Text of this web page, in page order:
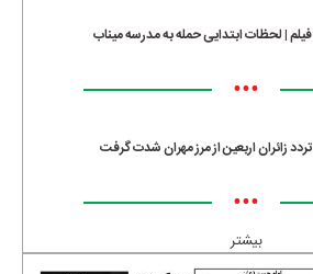
فیلم | لحظات ابتدایی حمله به مدرسه میناب
•••
تردد زائران اربعین از مرز مهران شدت گرفت
•••
بیشتر